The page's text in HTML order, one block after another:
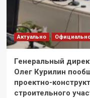
Актуально
Генеральный
Олег Курилин
проектно-
строительного